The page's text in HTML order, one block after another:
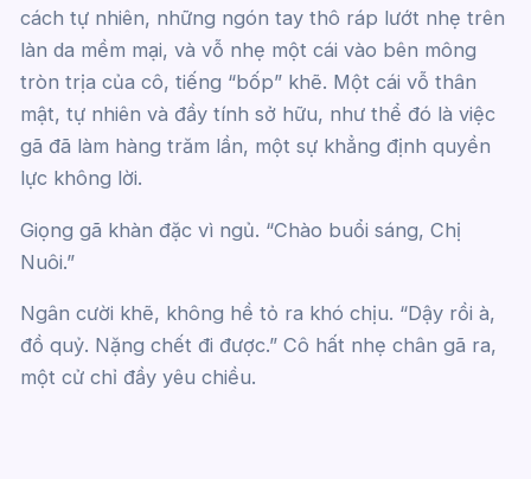
cách tự nhiên, những ngón tay thô ráp lướt nhẹ trên
làn da mềm mại, và vỗ nhẹ một cái vào bên mông
tròn trịa của cô, tiếng “bốp” khẽ. Một cái vỗ thân
mật, tự nhiên và đầy tính sở hữu, như thể đó là việc
gã đã làm hàng trăm lần, một sự khẳng định quyền
lực không lời.
Giọng gã khàn đặc vì ngủ. “Chào buổi sáng, Chị
Nuôi.”
Ngân cười khẽ, không hề tỏ ra khó chịu. “Dậy rồi à,
đồ quỷ. Nặng chết đi được.” Cô hất nhẹ chân gã ra,
một cử chỉ đầy yêu chiều.